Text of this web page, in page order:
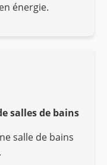
énergie.
salles de bains
salle de bains